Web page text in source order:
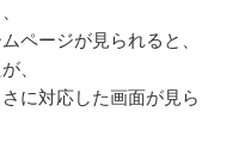
ページが見られると、
、
に対応した画面が見ら